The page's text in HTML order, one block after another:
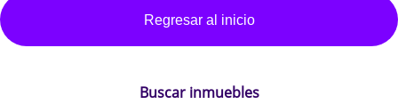
Regresar al inicio
Buscar inmuebles